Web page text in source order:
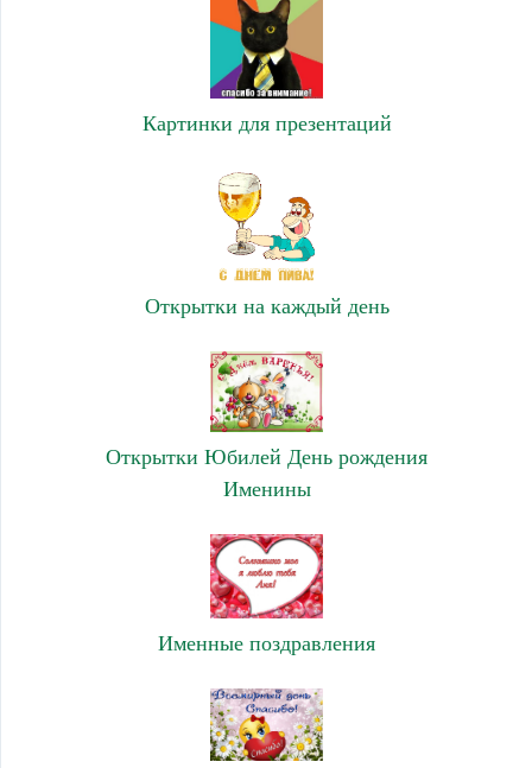
Картинки для презентаций
Открытки на каждый день
Открытки Юбилей День рождения
Именины
Именные поздравления